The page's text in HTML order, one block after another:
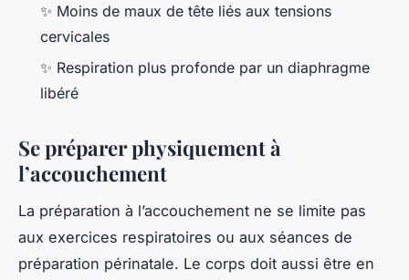
✨ Moins de maux de tête liés aux tensions
cervicales
✨ Respiration plus profonde par un diaphragme
libéré
Se préparer physiquement à
l’accouchement
La préparation à l’accouchement ne se limite pas
aux exercices respiratoires ou aux séances de
préparation périnatale. Le corps doit aussi être en